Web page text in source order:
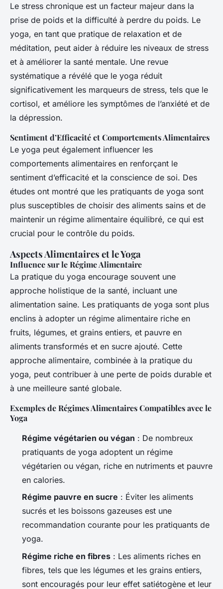
Le stress chronique est un facteur majeur dans la
prise de poids et la difficulté à perdre du poids. Le
yoga, en tant que pratique de relaxation et de
méditation, peut aider à réduire les niveaux de stress
et à améliorer la santé mentale. Une revue
systématique a révélé que le yoga réduit
significativement les marqueurs de stress, tels que le
cortisol, et améliore les symptômes de l’anxiété et de
la dépression.
Sentiment d’Efficacité et Comportements Alimentaires
Le yoga peut également influencer les
comportements alimentaires en renforçant le
sentiment d’efficacité et la conscience de soi. Des
études ont montré que les pratiquants de yoga sont
plus susceptibles de choisir des aliments sains et de
maintenir un régime alimentaire équilibré, ce qui est
crucial pour le contrôle du poids.
Aspects Alimentaires et le Yoga
Influence sur le Régime Alimentaire
La pratique du yoga encourage souvent une
approche holistique de la santé, incluant une
alimentation saine. Les pratiquants de yoga sont plus
enclins à adopter un régime alimentaire riche en
fruits, légumes, et grains entiers, et pauvre en
aliments transformés et en sucre ajouté. Cette
approche alimentaire, combinée à la pratique du
yoga, peut contribuer à une perte de poids durable et
à une meilleure santé globale.
Exemples de Régimes Alimentaires Compatibles avec le
Yoga
Régime végétarien ou végan : De nombreux
pratiquants de yoga adoptent un régime
végétarien ou végan, riche en nutriments et pauvre
en calories.
Régime pauvre en sucre : Éviter les aliments
sucrés et les boissons gazeuses est une
recommandation courante pour les pratiquants de
yoga.
Régime riche en fibres : Les aliments riches en
fibres, tels que les légumes et les grains entiers,
sont encouragés pour leur effet satiétogène et leur